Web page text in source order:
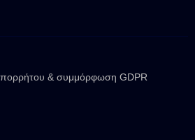
& συμμόρφωση GDPR